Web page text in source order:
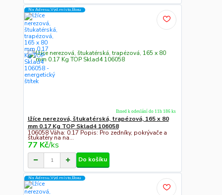
Na Adresu,Výd.místo,Boxu
lžíce nerezová, štukatérská, trapézová, 165 x 80
mm 0.17 Kg TOP Sklad4 106058
106058 Váha: 0.17 Popis: Pro zedníky, pokrývače a
štukatéry na na...
77 Kč/ks
Ihned k odeslání do 11h 186 ks
Do košíku
Na Adresu,Výd.místo,Boxu